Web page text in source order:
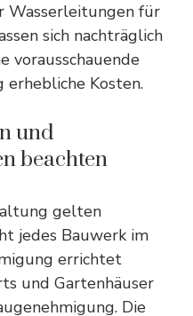
Wasserleitungen für
sich nachträglich
vorausschauende
Kosten.
und
beachten
gelten
jedes Bauwerk im
errichtet
und Gartenhäuser
Die